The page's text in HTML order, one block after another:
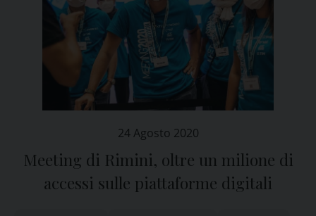
24 Agosto 2020
Meeting di Rimini, oltre un milione di
accessi sulle piattaforme digitali